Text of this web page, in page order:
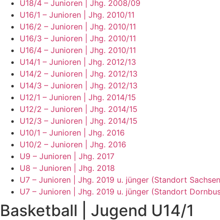
U18/4 – Junioren | Jhg. 2008/09
U16/1 – Junioren | Jhg. 2010/11
U16/2 – Junioren | Jhg. 2010/11
U16/3 – Junioren | Jhg. 2010/11
U16/4 – Junioren | Jhg. 2010/11
U14/1 – Junioren | Jhg. 2012/13
U14/2 – Junioren | Jhg. 2012/13
U14/3 – Junioren | Jhg. 2012/13
U12/1 – Junioren | Jhg. 2014/15
U12/2 – Junioren | Jhg. 2014/15
U12/3 – Junioren | Jhg. 2014/15
U10/1 – Junioren | Jhg. 2016
U10/2 – Junioren | Jhg. 2016
U9 – Junioren | Jhg. 2017
U8 – Junioren | Jhg. 2018
U7 – Junioren | Jhg. 2019 u. jünger (Standort
U7 – Junioren | Jhg. 2019 u. jünger (Standort
Basketball | Jugend U14/1